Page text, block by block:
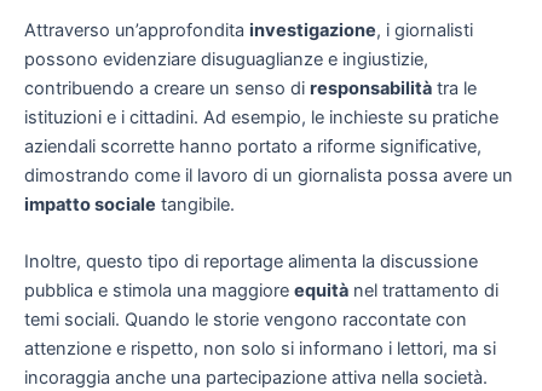
Attraverso un’approfondita investigazione, i giornalisti
possono evidenziare disuguaglianze e ingiustizie,
contribuendo a creare un senso di responsabilità tra le
istituzioni e i cittadini. Ad esempio, le inchieste su pratiche
aziendali scorrette hanno portato a riforme significative,
dimostrando come il lavoro di un giornalista possa avere un
impatto sociale tangibile.
Inoltre, questo tipo di reportage alimenta la discussione
pubblica e stimola una maggiore equità nel trattamento di
temi sociali. Quando le storie vengono raccontate con
attenzione e rispetto, non solo si informano i lettori, ma si
incoraggia anche una partecipazione attiva nella società.